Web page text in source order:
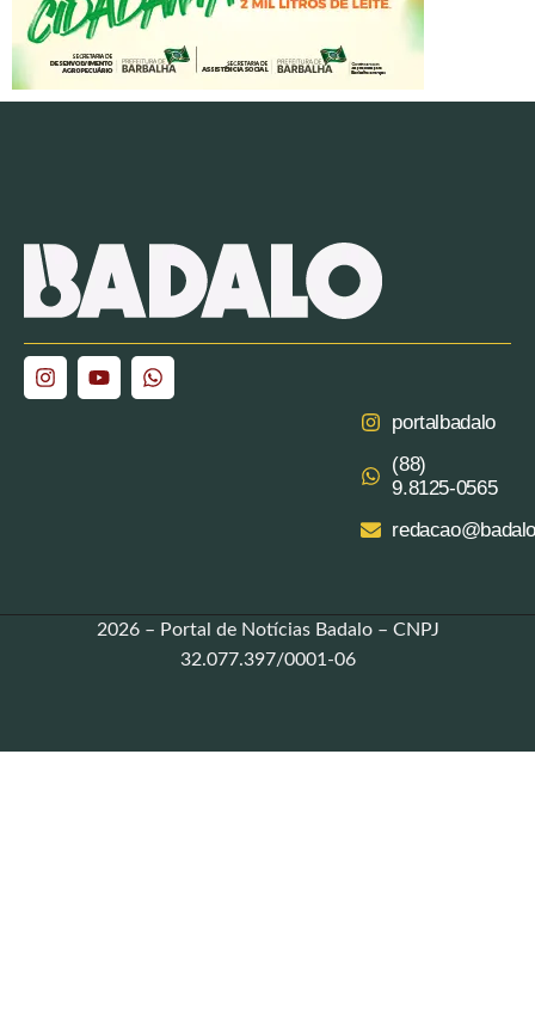
portalbadalo
(88)
9.8125‑0565‬
2026 – Portal de Notícias Badalo – CNPJ
32.077.397/0001-06